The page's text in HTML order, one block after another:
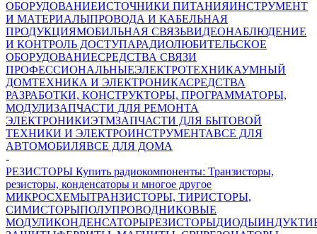
ОБОРУДОВАНИЕИСТОЧНИКИ ПИТАНИЯИНСТРУМЕНТ
И МАТЕРИАЛЫПРОВОДА И КАБЕЛЬНАЯ
ПРОДУКЦИЯМОБИЛЬНАЯ СВЯЗЬВИДЕОНАБЛЮДЕНИЕ
И КОНТРОЛЬ ДОСТУПАРАДИОЛЮБИТЕЛЬСКОЕ
ОБОРУДОВАНИЕСРЕДСТВА СВЯЗИ
ПРОФЕССИОНАЛЬНЫЕЭЛЕКТРОТЕХНИКАУМНЫЙ
ДОМТЕХНИКА И ЭЛЕКТРОНИКАСРЕДСТВА
РАЗРАБОТКИ, КОНСТРУКТОРЫ, ПРОГРАММАТОРЫ,
МОДУЛИЗАПЧАСТИ ДЛЯ РЕМОНТА
ЭЛЕКТРОНИКИЭТМЗАПЧАСТИ ДЛЯ БЫТОВОЙ
ТЕХНИКИ И ЭЛЕКТРОИНСТРУМЕНТАВСЕ ДЛЯ
АВТОМОБИЛЯВСЕ ДЛЯ ДОМА
-
РЕЗИСТОРЫ Купить радиокомпоненты: Транзисторы,
резисторы, конденсаторы и многое другое
МИКРОСХЕМЫТРАНЗИСТОРЫ, ТИРИСТОРЫ,
СИМИСТОРЫПОЛУПРОВОДНИКОВЫЕ
МОДУЛИКОНДЕНСАТОРЫРЕЗИСТОРЫДИОДЫ